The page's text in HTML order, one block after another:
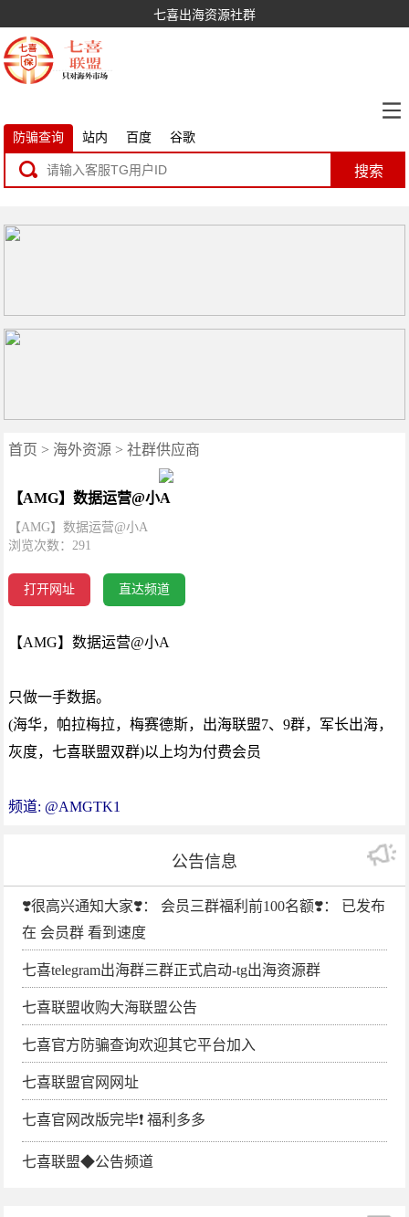
七喜出海资源社群
防骗查询 站内 百度 谷歌
搜索
首页 > 海外资源 >社群供应商
【AMG】数据运营@小A
【AMG】数据运营@小A
浏览次数：291
打开网址 直达频道
【AMG】数据运营@小A
只做一手数据。
(海华，帕拉梅拉，梅赛德斯，出海联盟7、9群，军长出海，
灰度，七喜联盟双群)以上均为付费会员
频道: @AMGTK1
公告信息
❣️很高兴通知大家❣️： 会员三群福利前100名额❣️： 已发布
在 会员群 看到速度
七喜telegram出海群三群正式启动-tg出海资源群
七喜联盟收购大海联盟公告
七喜官方防骗查询欢迎其它平台加入
七喜联盟官网网址
七喜官网改版完毕❗️ 福利多多
七喜联盟◆公告频道